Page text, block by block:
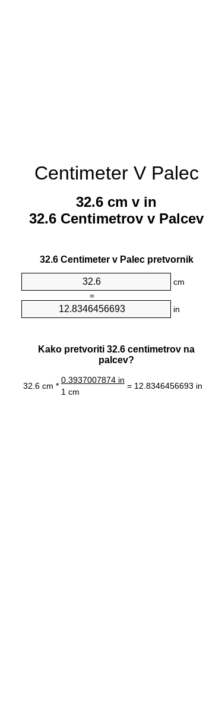
Centimeter V Palec
32.6 cm v in
32.6 Centimetrov v Palcev
32.6 Centimeter v Palec pretvornik
cm
=
in
Kako pretvoriti 32.6 centimetrov na
palcev?
32.6 cm *
0.3937007874 in
= 12.8346456693 in
1 cm